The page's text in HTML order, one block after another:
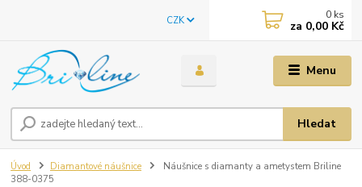
Menu
CZK
Hledat
0 ks
za 0,00 Kč
Úvod Diamantové náušnice
Náušnice s diamanty a ametystem Briline
388-0375